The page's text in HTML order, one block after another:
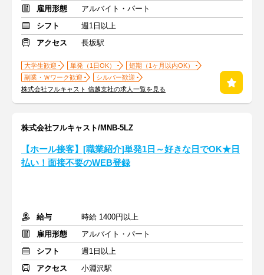
雇用形態
アルバイト・パート
シフト
週1日以上
アクセス
長坂駅
大学生歓迎 単発（1日OK）
短期（1ヶ月以内OK）
副業・Ｗワーク歓迎
シルバー歓迎
株式会社フルキャスト 信越支社の求人一覧を見る
株式会社フルキャスト/MNB-5LZ
【ホール接客】[職業紹介]単発1日～好きな日でOK★日
払い！面接不要のWEB登録
給与
時給 1400円以上
雇用形態
アルバイト・パート
シフト
週1日以上
アクセス
小淵沢駅